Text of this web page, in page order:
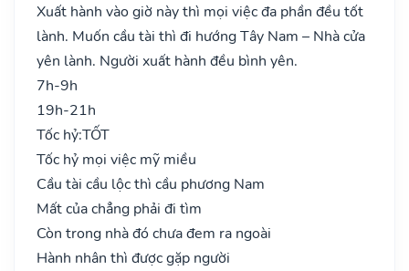
Xuất hành vào giờ này thì mọi việc đa phần đều tốt
lành. Muốn cầu tài thì đi hướng Tây Nam – Nhà cửa
yên lành. Người xuất hành đều bình yên.
7h-9h
19h-21h
Tốc hỷ:TỐT
Tốc hỷ mọi việc mỹ miều
Cầu tài cầu lộc thì cầu phương Nam
Mất của chẳng phải đi tìm
Còn trong nhà đó chưa đem ra ngoài
Hành nhân thì được gặp người